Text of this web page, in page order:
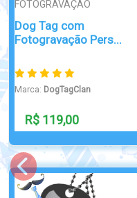
Tag Luminol
B...
DogTagClan
R$ 92,00